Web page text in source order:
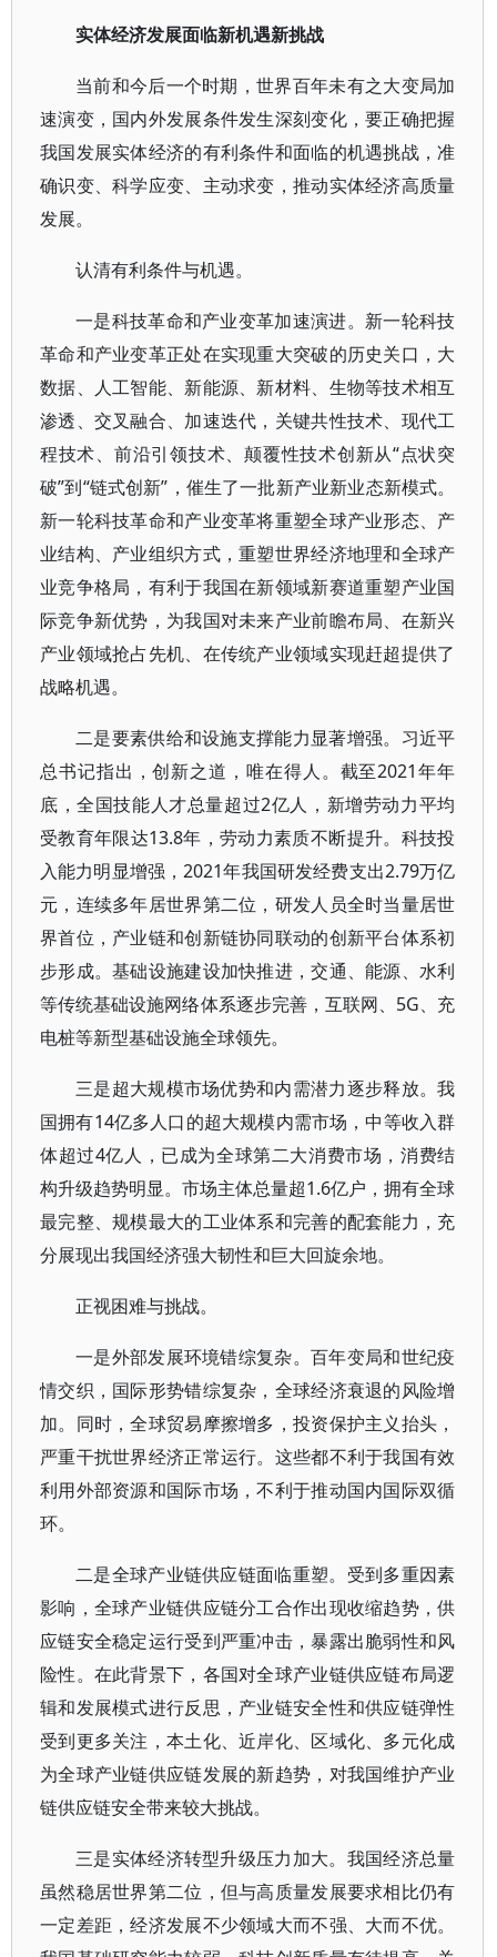
实体经济发展面临新机遇新挑战
当前和今后一个时期，世界百年未有之大变局加
速演变，国内外发展条件发生深刻变化，要正确把握
我国发展实体经济的有利条件和面临的机遇挑战，准
确识变、科学应变、主动求变，推动实体经济高质量
发展。
认清有利条件与机遇。
一是科技革命和产业变革加速演进。新一轮科技
革命和产业变革正处在实现重大突破的历史关口，大
数据、人工智能、新能源、新材料、生物等技术相互
渗透、交叉融合、加速迭代，关键共性技术、现代工
程技术、前沿引领技术、颠覆性技术创新从“点状突
破”到“链式创新”，催生了一批新产业新业态新模式。
新一轮科技革命和产业变革将重塑全球产业形态、产
业结构、产业组织方式，重塑世界经济地理和全球产
业竞争格局，有利于我国在新领域新赛道重塑产业国
际竞争新优势，为我国对未来产业前瞻布局、在新兴
产业领域抢占先机、在传统产业领域实现赶超提供了
战略机遇。
二是要素供给和设施支撑能力显著增强。习近平
总书记指出，创新之道，唯在得人。截至2021年年
底，全国技能人才总量超过2亿人，新增劳动力平均
受教育年限达13.8年，劳动力素质不断提升。科技投
入能力明显增强，2021年我国研发经费支出2.79万亿
元，连续多年居世界第二位，研发人员全时当量居世
界首位，产业链和创新链协同联动的创新平台体系初
步形成。基础设施建设加快推进，交通、能源、水利
等传统基础设施网络体系逐步完善，互联网、5G、充
电桩等新型基础设施全球领先。
三是超大规模市场优势和内需潜力逐步释放。我
国拥有14亿多人口的超大规模内需市场，中等收入群
体超过4亿人，已成为全球第二大消费市场，消费结
构升级趋势明显。市场主体总量超1.6亿户，拥有全球
最完整、规模最大的工业体系和完善的配套能力，充
分展现出我国经济强大韧性和巨大回旋余地。
正视困难与挑战。
一是外部发展环境错综复杂。百年变局和世纪疫
情交织，国际形势错综复杂，全球经济衰退的风险增
加。同时，全球贸易摩擦增多，投资保护主义抬头，
严重干扰世界经济正常运行。这些都不利于我国有效
利用外部资源和国际市场，不利于推动国内国际双循
环。
二是全球产业链供应链面临重塑。受到多重因素
影响，全球产业链供应链分工合作出现收缩趋势，供
应链安全稳定运行受到严重冲击，暴露出脆弱性和风
险性。在此背景下，各国对全球产业链供应链布局逻
辑和发展模式进行反思，产业链安全性和供应链弹性
受到更多关注，本土化、近岸化、区域化、多元化成
为全球产业链供应链发展的新趋势，对我国维护产业
链供应链安全带来较大挑战。
三是实体经济转型升级压力加大。我国经济总量
虽然稳居世界第二位，但与高质量发展要求相比仍有
一定差距，经济发展不少领域大而不强、大而不优。